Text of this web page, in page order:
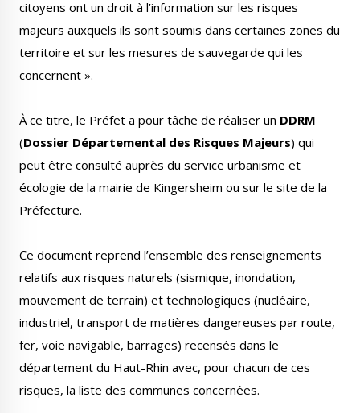
municipales
Enquêtes publiques
Conseil Municipal Transition écologique
Qualité de l'air Economie locale
Associations Agora
citoyens ont un droit à l’information sur les risques
majeurs auxquels ils sont soumis dans certaines zones du
territoire et sur les mesures de sauvegarde qui les
concernent ».
À ce titre, le Préfet a pour tâche de réaliser un DDRM
(Dossier Départemental des Risques Majeurs) qui
peut être consulté auprès du service urbanisme et
écologie de la mairie de Kingersheim ou sur le site de la
Préfecture.
Ce document reprend l’ensemble des renseignements
relatifs aux risques naturels (sismique, inondation,
mouvement de terrain) et technologiques (nucléaire,
industriel, transport de matières dangereuses par route,
fer, voie navigable, barrages) recensés dans le
département du Haut-Rhin avec, pour chacun de ces
risques, la liste des communes concernées.